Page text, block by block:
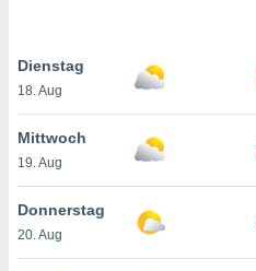
können
von
und
Dienstag
18. Aug
Mittwoch
19. Aug
Donnerstag
20. Aug